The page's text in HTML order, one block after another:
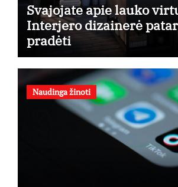
Svajojate apie lauko
Interjero dizainerė
pradėti
Naudinga žinoti